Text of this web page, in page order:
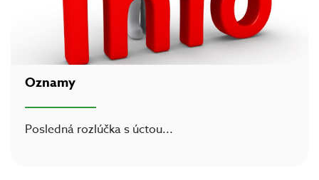
Oznamy
Posledná rozlúčka s úctou...